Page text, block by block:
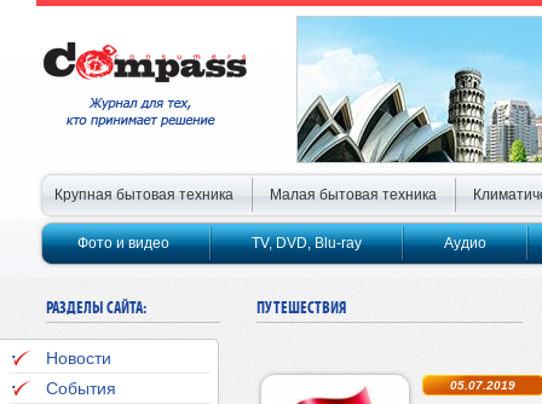
РАЗДЕЛЫ САЙТА:
Новости
События
ПУТЕШЕСТВИЯ
05.07.2019
Крупная бытовая техника Малая бытовая техника
Фото и видео TV, DVD, Blu-ray Аудио